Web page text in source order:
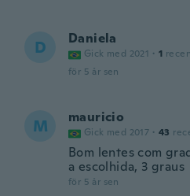
D Daniela
Gick med 2021 · 1
för 5 år sen
M mauricio
Gick med 2017 · 43
Bom lentes com
a escolhida, 3 graus
för 5 år sen